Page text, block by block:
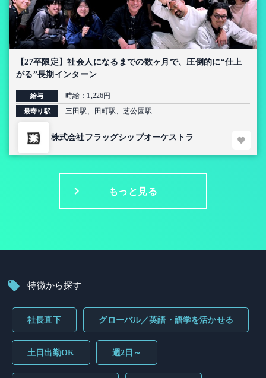
【27卒限定】社会人になるまでの数ヶ月で、圧倒的に“仕上
がる”長期インターン
給与 時給：1,226円
最寄り駅 三田駅、田町駅、芝公園駅
株式会社フラッグシップオーケストラ
もっと見る
特徴から探す
社長直下 グローバル／英語・語学を活かせる
土日出勤OK 週2日～